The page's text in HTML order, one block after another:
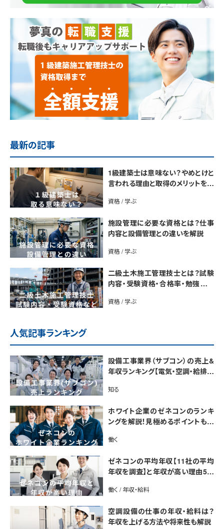
最新の記事
1級建築士は意味ない？やめとけと
言われる理由と取得のメリットを解
資格 / 学ぶ
施設管理に必要な資格とは？仕事
内容と設備管理との違いを解説
資格 / 学ぶ
二級土木施工管理技士とは？試験
内容・受験資格・合格率・勉強法を
資格 / 学ぶ
人気記事ランキング
設備工事業界（サブコン）の売上&
年収ランキング【電気・空調・給排水
市場規模も解説
知る
ホワイト企業のゼネコンのランキ
ングを解説！見極めるポイントも紹
働く
ゼネコンの平均年収【11社の平均
年収を調査】と年収が高い理由5選
働く / 年収・給料
空調設備の仕事の年収・給料は？
年収を上げる方法や将来性も解説